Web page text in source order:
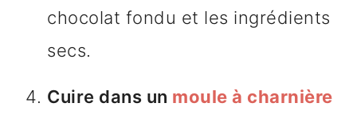
chocolat fondu et les ingrédients
secs.
Cuire dans un moule à charnière